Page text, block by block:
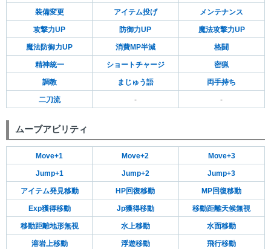
装備変更 アイテム投げ メンテナンス
攻撃力UP 防御力UP 魔法攻撃力UP
魔法防御力UP 消費MP半減 格闘
精神統一 ショートチャージ 密猟
調教 まじゅう語 両手持ち
二刀流 - -
ムーブアビリティ
Move+1 Move+2 Move+3
Jump+1 Jump+2 Jump+3
アイテム発見移動 HP回復移動 MP回復移動
Exp獲得移動 Jp獲得移動 移動距離天候無視
移動距離地形無視 水上移動 水面移動
溶岩上移動 浮遊移動 飛行移動